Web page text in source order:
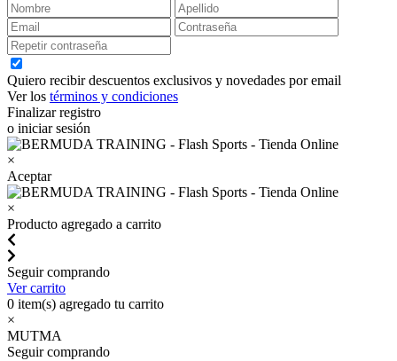
Quiero recibir descuentos exclusivos y novedades por email
Ver los términos y condiciones
Finalizar registro
o iniciar sesión
×
Aceptar
×
Producto agregado a carrito
Seguir comprando
Ver carrito
0 item(s) agregado tu carrito
×
MUTMA
Seguir comprando